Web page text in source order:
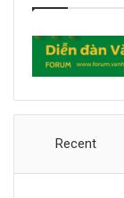
Recent